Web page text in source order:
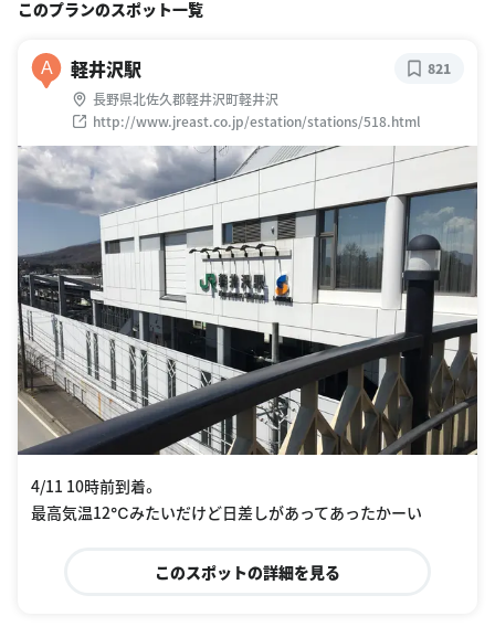
このプランのスポット一覧
A 軽井沢駅
長野県北佐久郡軽井沢町軽井沢
http://www.jreast.co.jp/estation/stations/518.html
821
4/11 10時前到着。
最高気温12℃みたいだけど日差しがあってあったかーい
このスポットの詳細を見る